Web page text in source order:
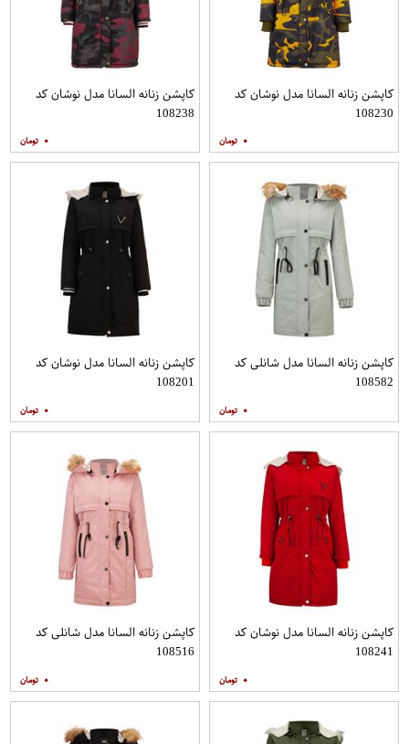
کاپشن زنانه السانا مدل نوشان کد
108230
۰
کاپشن زنانه السانا مدل نوشان کد
108238
۰
کاپشن زنانه السانا مدل شانلی کد
108582
۰
کاپشن زنانه السانا مدل نوشان کد
108201
۰
کاپشن زنانه السانا مدل نوشان کد
108241
۰
کاپشن زنانه السانا مدل شانلی کد
108516
۰